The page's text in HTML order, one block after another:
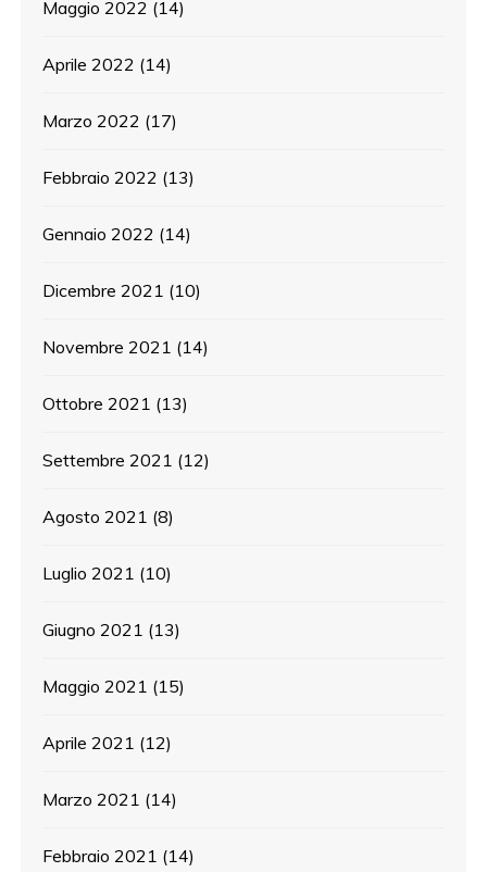
Maggio 2022 (14)
Aprile 2022 (14)
Marzo 2022 (17)
Febbraio 2022 (13)
Gennaio 2022 (14)
Dicembre 2021 (10)
Novembre 2021 (14)
Ottobre 2021 (13)
Settembre 2021 (12)
Agosto 2021 (8)
Luglio 2021 (10)
Giugno 2021 (13)
Maggio 2021 (15)
Aprile 2021 (12)
Marzo 2021 (14)
Febbraio 2021 (14)